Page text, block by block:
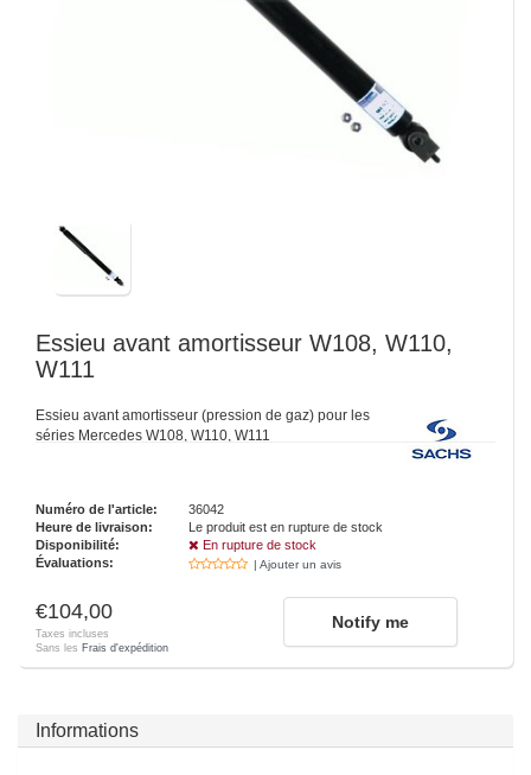
Essieu avant amortisseur W108, W110,
W111
Essieu avant amortisseur (pression de gaz) pour les
séries Mercedes W108, W110, W111
Numéro de l'article:
36042
Heure de livraison:
Le produit est en rupture de stock
Disponibilité:
En rupture de stock
Évaluations:
| Ajouter un avis
€104,00
Taxes incluses
Sans les Frais d'expédition
Notify me
Informations